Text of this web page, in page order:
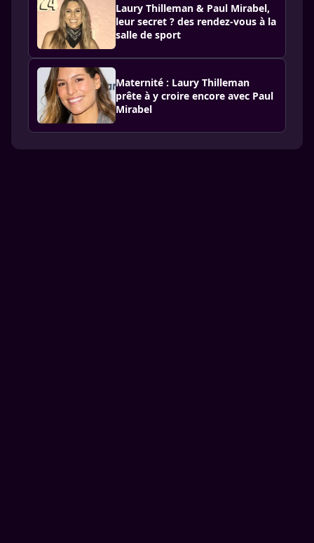
Laury Thilleman & Paul Mirabel,
leur secret ? des rendez-vous à la
salle de sport
Maternité : Laury Thilleman
prête à y croire encore avec Paul
Mirabel